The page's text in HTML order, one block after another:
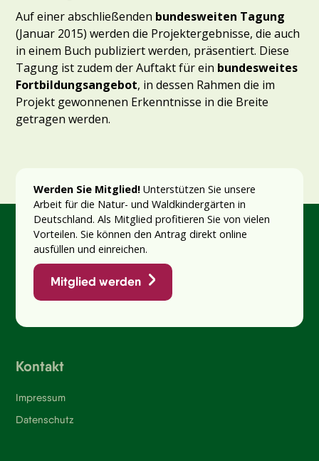
Auf einer abschließenden bundesweiten Tagung
(Januar 2015) werden die Projektergebnisse, die auch
in einem Buch publiziert werden, präsentiert. Diese
Tagung ist zudem der Auftakt für ein bundesweites
Fortbildungsangebot, in dessen Rahmen die im
Projekt gewonnenen Erkenntnisse in die Breite
getragen werden.
Werden Sie Mitglied!Unterstützen Sie unsere
Arbeit für die Natur- und Waldkindergärten in
Deutschland. Als Mitglied profitieren Sie von vielen
Vorteilen. Sie können den Antrag direkt online
ausfüllen und einreichen.
Mitglied werden
Kontakt
Impressum
Datenschutz